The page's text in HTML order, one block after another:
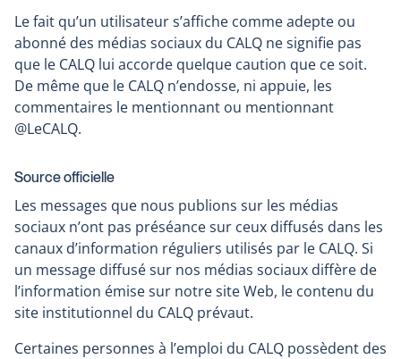
Le fait qu’un utilisateur s’affiche comme adepte ou
abonné des médias sociaux du CALQ ne signifie pas
que le CALQ lui accorde quelque caution que ce soit.
De même que le CALQ n’endosse, ni appuie, les
commentaires le mentionnant ou mentionnant
@LeCALQ.
Source officielle
Les messages que nous publions sur les médias
sociaux n’ont pas préséance sur ceux diffusés dans les
canaux d’information réguliers utilisés par le CALQ. Si
un message diffusé sur nos médias sociaux diffère de
l’information émise sur notre site Web, le contenu du
site institutionnel du CALQ prévaut.
Certaines personnes à l’emploi du CALQ possèdent des